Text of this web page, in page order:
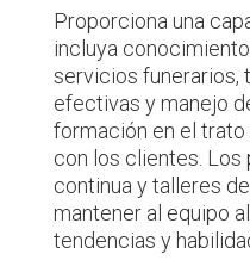
Proporciona una
incluya
servicios funerarios,
efectivas y manejo
formación en el
con los clientes.
continua y talleres
mantener al equipo
tendencias y